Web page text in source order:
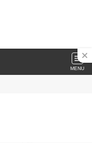
MENU